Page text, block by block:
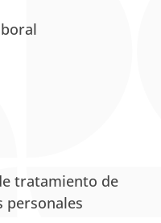
tratamiento de
personales